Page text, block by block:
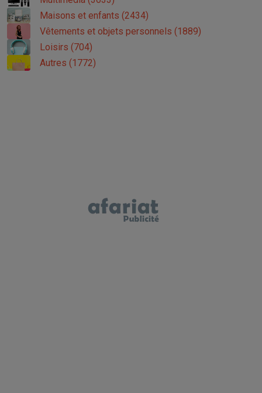
Maisons et enfants (2434)
Vêtements et objets personnels (1889)
Loisirs (704)
Autres (1772)